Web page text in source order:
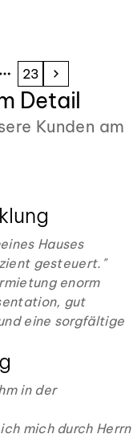
Fotos sowie der
zu sein. Die
der
und
erfolgten zu
Wünsche. Herr
zeitnah
der Veräußerung
zur Seite
weiter
23
Detail
Kunden am
Hauses
gesteuert. "
enorm
gut
eine sorgfältige
in der
mich durch Herrn